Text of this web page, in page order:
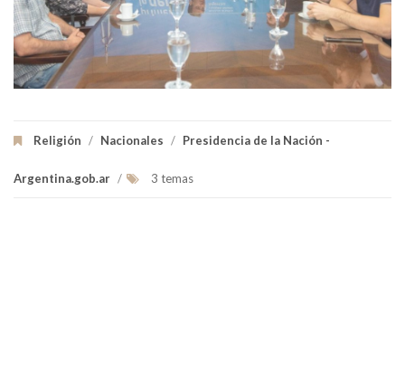
Religión / Nacionales / Presidencia de la Nación -
Argentina.gob.ar / 3 temas